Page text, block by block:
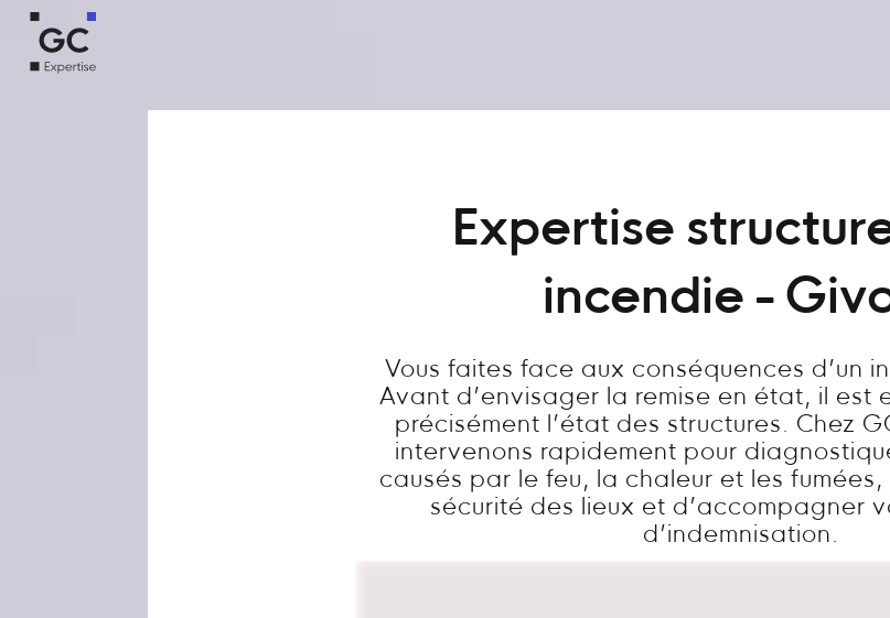
Expertise
incendie -
Vous faites face aux conséquences d’un
Avant d’envisager la remise en état, il est
précisément l’état des structures. Chez
intervenons rapidement pour
causés par le feu, la chaleur et les
sécurité des lieux et d’accompagner
d’indemnisation.